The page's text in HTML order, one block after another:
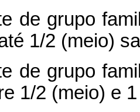
de grupo
1/2 (meio)
de grupo
1/2 (meio) e